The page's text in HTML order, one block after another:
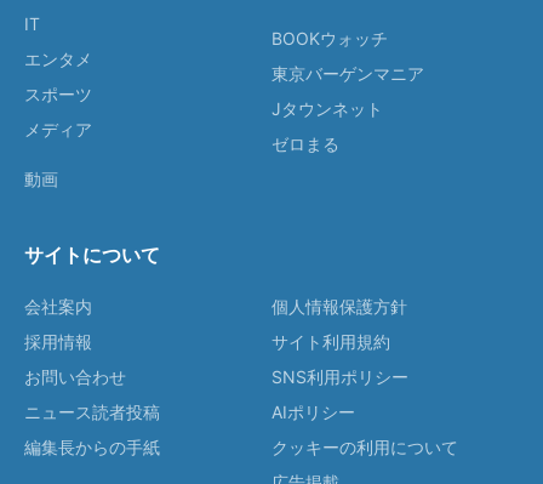
IT
エンタメ
スポーツ
メディア
動画
BOOKウォッチ
東京バーゲンマニア
Jタウンネット
ゼロまる
サイトについて
会社案内
採用情報
お問い合わせ
ニュース読者投稿
編集長からの手紙
個人情報保護方針
サイト利用規約
SNS利用ポリシー
AIポリシー
クッキーの利用について